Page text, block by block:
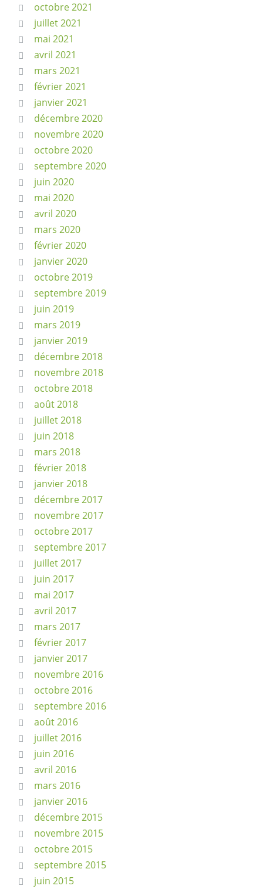
octobre 2021
juillet 2021
mai 2021
avril 2021
mars 2021
février 2021
janvier 2021
décembre 2020
novembre 2020
octobre 2020
septembre 2020
juin 2020
mai 2020
avril 2020
mars 2020
février 2020
janvier 2020
octobre 2019
septembre 2019
juin 2019
mars 2019
janvier 2019
décembre 2018
novembre 2018
octobre 2018
août 2018
juillet 2018
juin 2018
mars 2018
février 2018
janvier 2018
décembre 2017
novembre 2017
octobre 2017
septembre 2017
juillet 2017
juin 2017
mai 2017
avril 2017
mars 2017
février 2017
janvier 2017
novembre 2016
octobre 2016
septembre 2016
août 2016
juillet 2016
juin 2016
avril 2016
mars 2016
janvier 2016
décembre 2015
novembre 2015
octobre 2015
septembre 2015
juin 2015